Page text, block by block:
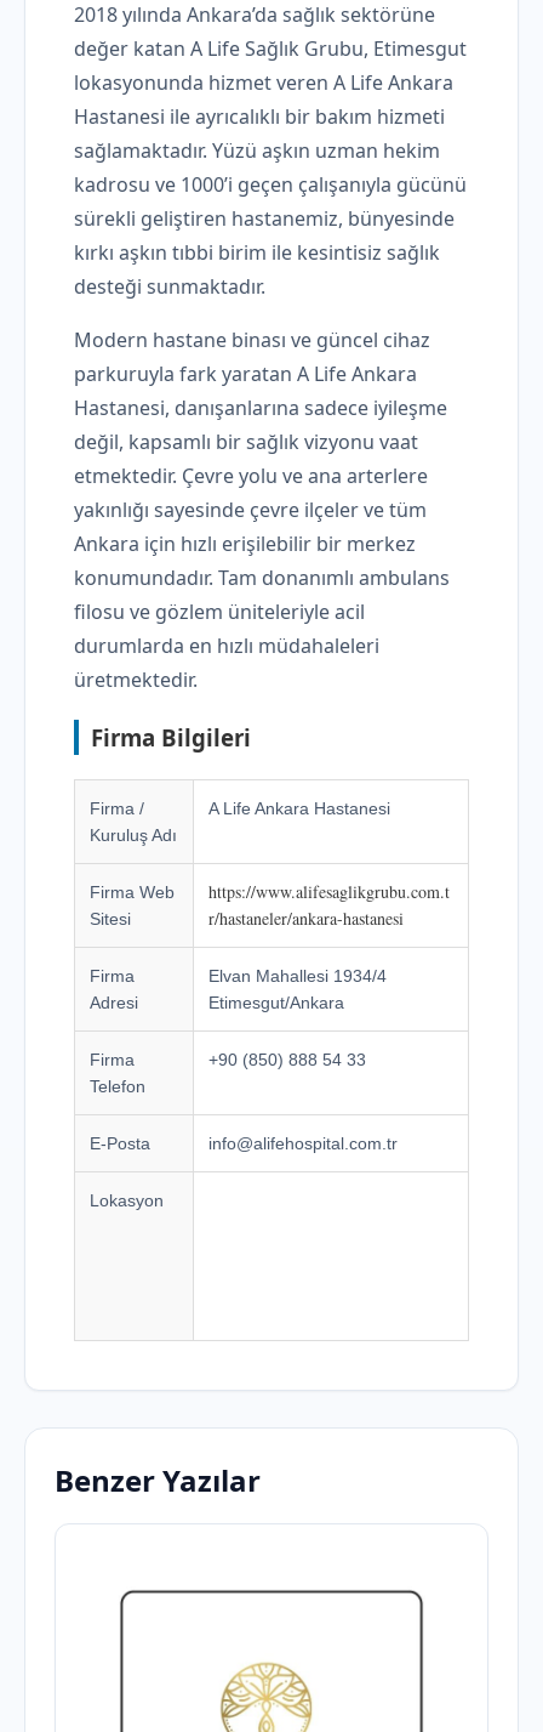
2018 yılında Ankara’da sağlık sektörüne
değer katan A Life Sağlık Grubu, Etimesgut
lokasyonunda hizmet veren A Life Ankara
Hastanesi ile ayrıcalıklı bir bakım hizmeti
sağlamaktadır. Yüzü aşkın uzman hekim
kadrosu ve 1000’i geçen çalışanıyla gücünü
sürekli geliştiren hastanemiz, bünyesinde
kırkı aşkın tıbbi birim ile kesintisiz sağlık
desteği sunmaktadır.
Modern hastane binası ve güncel cihaz
parkuruyla fark yaratan A Life Ankara
Hastanesi, danışanlarına sadece iyileşme
değil, kapsamlı bir sağlık vizyonu vaat
etmektedir. Çevre yolu ve ana arterlere
yakınlığı sayesinde çevre ilçeler ve tüm
Ankara için hızlı erişilebilir bir merkez
konumundadır. Tam donanımlı ambulans
filosu ve gözlem üniteleriyle acil
durumlarda en hızlı müdahaleleri
üretmektedir.
Firma Bilgileri
Firma /
Kuruluş Adı
A Life Ankara Hastanesi
Firma Web
Sitesi
https://www.alifesaglikgrubu.com.t
r/hastaneler/ankara-hastanesi
Firma
Adresi
Elvan Mahallesi 1934/4
Etimesgut/Ankara
Firma
Telefon
+90 (850) 888 54 33
E-Posta info@alifehospital.com.tr
Lokasyon
Benzer Yazılar